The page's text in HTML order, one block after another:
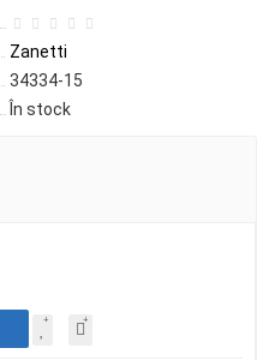
Zanetti
34334-15
În stock